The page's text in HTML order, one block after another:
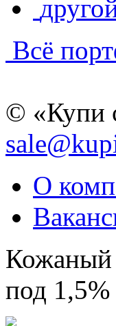
Всё
© «Купи
О
Кожаный
под 1,5%